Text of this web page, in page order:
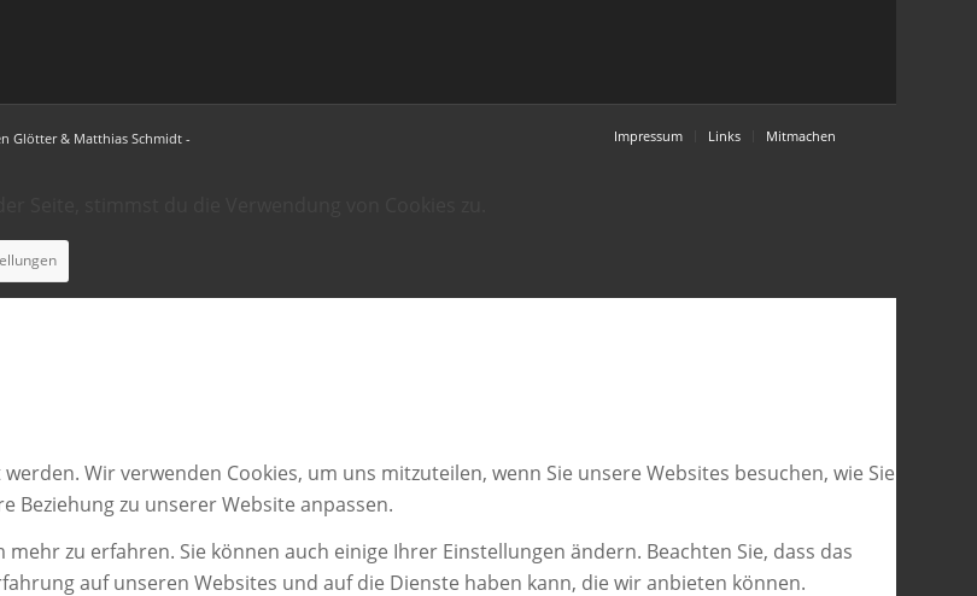
Glötter & Matthias Schmidt - Impressum Links Mitmachen
Wir verwenden Cookies, um uns mitzuteilen, wenn Sie unsere Websites besuchen, wie Sie
zu unserer Website anpassen.
zu erfahren. Sie können auch einige Ihrer Einstellungen ändern. Beachten Sie, dass das
auf unseren Websites und auf die Dienste haben kann, die wir anbieten können.